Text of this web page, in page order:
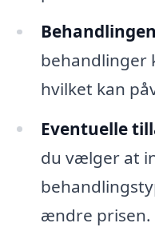
behandlinger
hvilket kan
Eventuelle
du vælger at
ændre prisen.